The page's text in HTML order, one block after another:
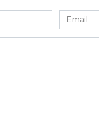
Email
*